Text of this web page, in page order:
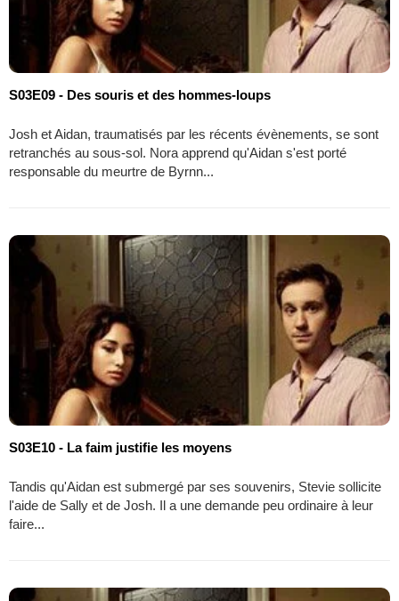
S03E09 - Des souris et des hommes-loups
Josh et Aidan, traumatisés par les récents évènements, se sont
retranchés au sous-sol. Nora apprend qu'Aidan s'est porté
responsable du meurtre de Byrnn...
S03E10 - La faim justifie les moyens
Tandis qu'Aidan est submergé par ses souvenirs, Stevie sollicite
l'aide de Sally et de Josh. Il a une demande peu ordinaire à leur
faire...